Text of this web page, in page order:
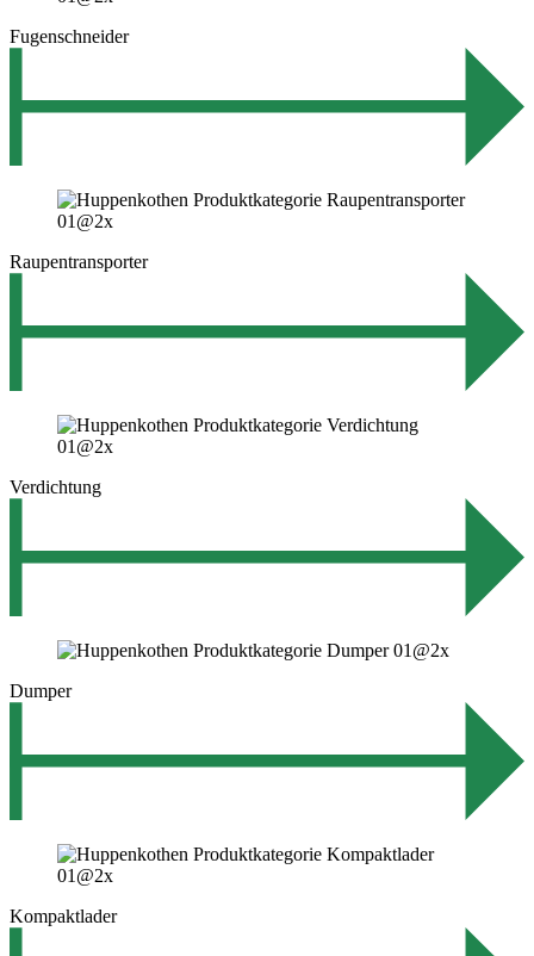
Fugenschneider
Raupentransporter
Verdichtung
Dumper
Kompaktlader